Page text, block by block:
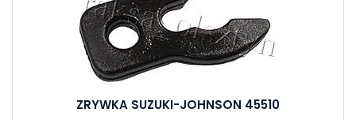
ZRYWKA SUZUKI-JOHNSON 45510